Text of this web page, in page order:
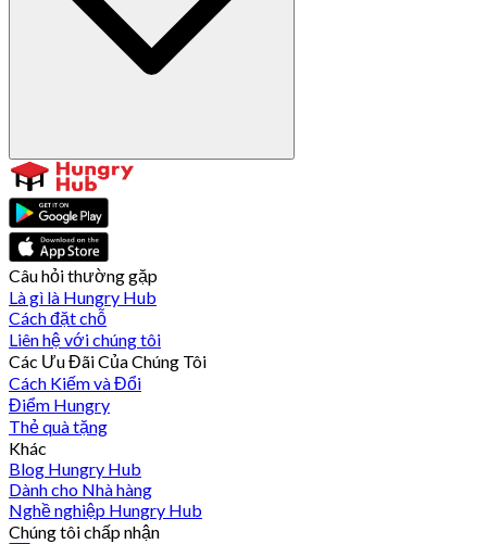
Câu hỏi thường gặp
Là gì là Hungry Hub
Cách đặt chỗ
Liên hệ với chúng tôi
Các Ưu Đãi Của Chúng Tôi
Cách Kiếm và Đổi
Điểm Hungry
Thẻ quà tặng
Khác
Blog Hungry Hub
Dành cho Nhà hàng
Nghề nghiệp Hungry Hub
Chúng tôi chấp nhận